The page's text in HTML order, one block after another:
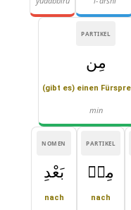
PARTIKEL
مِن
(gibt es) einen
min
PARTIKEL
مِنۢ
nach
NOMEN
بَعْدِ
nach